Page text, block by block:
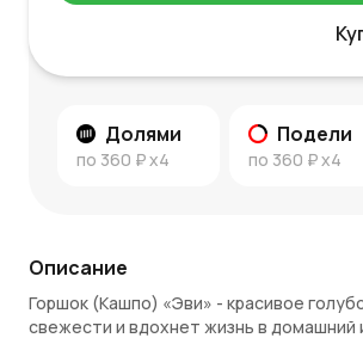
Долями
по 360 ₽x4
Подели
по 360 ₽x4
Описание
Горшок (Кашпо) «Эви» - красивое
свежести и вдохнет жизнь в домашний